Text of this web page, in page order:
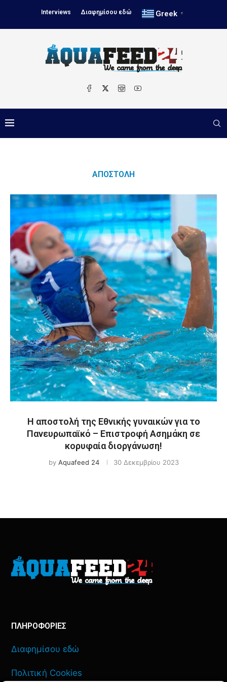
Interviews Διαφημίσου εδώ Greek ▼
ΑΠΟΣΤΟΛΉ
Η αποστολή της Εθνικής γυναικών για το
Πανευρωπαϊκό – Επιστροφή Ασημάκη σε
κορυφαία διοργάνωση!
by Aquafeed 24 30 Δεκεμβρίου 2023
ΠΛΗΡΟΦΟΡΙΕΣ
Διαφημίσου εδώ
Πολιτική Cookies